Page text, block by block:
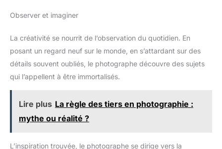
Observer et imaginer
La créativité se nourrit de l’observation du quotidien. En
posant un regard neuf sur le monde, en s’attardant sur des
détails souvent oubliés, le photographe découvre des sujets
qui l’appellent à être immortalisés.
Lire plus La règle des tiers en photographie :
mythe ou réalité ?
L’inspiration trouvée, le photographe se dirige vers la